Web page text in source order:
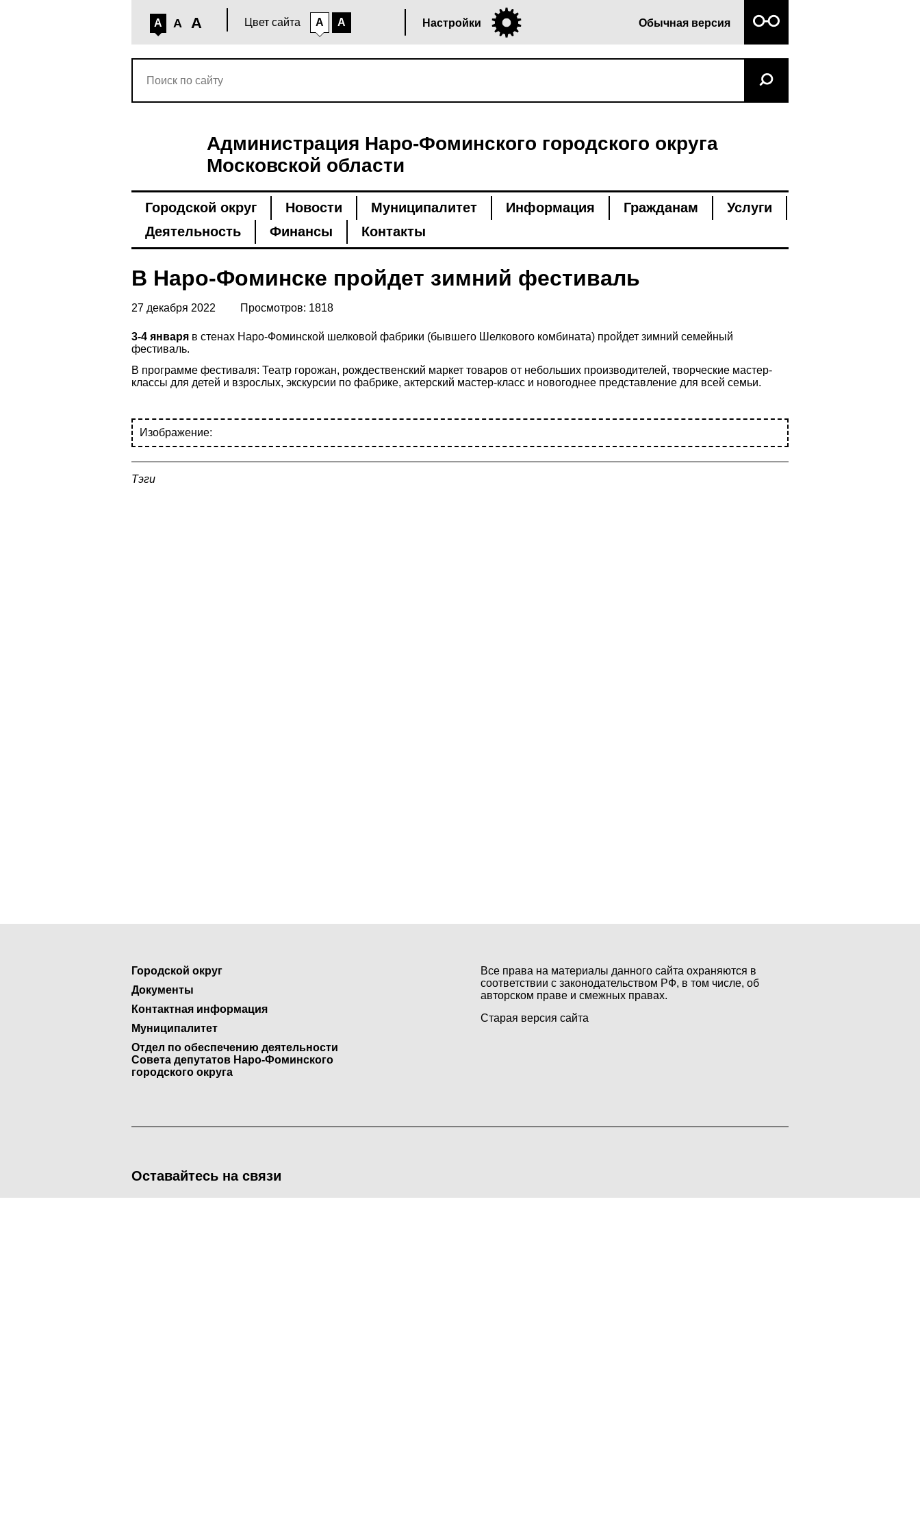
A A A Цвет сайта A A Настройки Обычная версия
Администрация Наро-Фоминского городского округа
Московской области
Городской округ Новости Муниципалитет Информация Гражданам
Услуги
Деятельность
Финансы Контакты
В Наро-Фоминске пройдет зимний фестиваль
27 декабря 2022 Просмотров: 1818
3-4 января в стенах Наро-Фоминской шелковой фабрики (бывшего Шелкового комбината) пройдет зимний семейный
фестиваль.
В программе фестиваля: Театр горожан, рождественский маркет товаров от небольших производителей, творческие мастер-
классы для детей и взрослых, экскурсии по фабрике, актерский мастер-класс и новогоднее представление для всей семьи.
Изображение:
Тэги
Городской округ
Документы
Контактная информация
Муниципалитет
Отдел по обеспечению деятельности
Совета депутатов Наро-Фоминского
городского округа
Все права на материалы данного сайта охраняются в
соответствии с законодательством РФ, в том числе, об
авторском праве и смежных правах.
Старая версия сайта
Оставайтесь на связи